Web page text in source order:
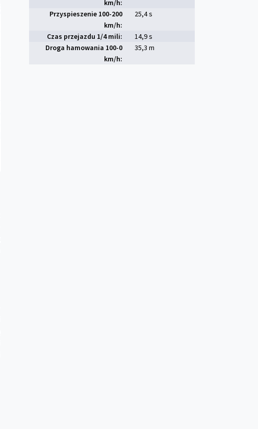
km/h:
Przyspieszenie 100-200
km/h:
25,4 s
Czas przejazdu 1/4 mili:
14,9 s
Droga hamowania 100-0
km/h:
35,3 m